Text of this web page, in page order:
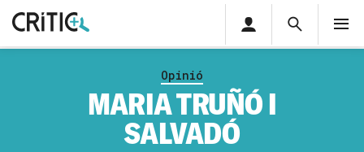
Cerca
Cerca
privada
Opinió
MARIA TRUÑÓ I
SALVADÓ